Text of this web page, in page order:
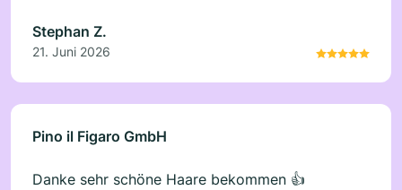
Stephan Z.
21. Juni 2026
Pino il Figaro GmbH
Danke sehr schöne Haare bekommen 👍